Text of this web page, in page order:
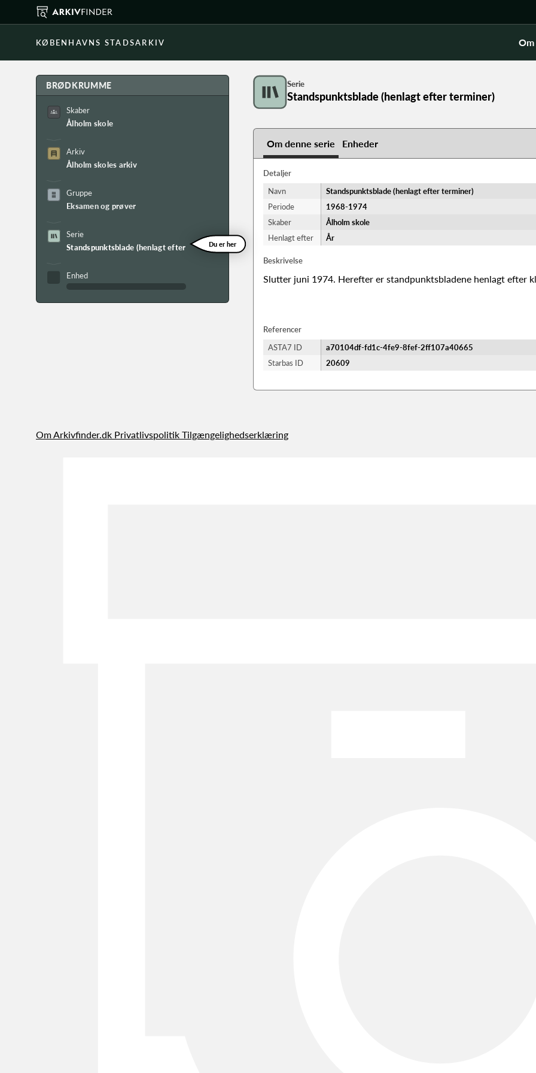
KØBENHAVNS STADSARKIV
BRØDKRUMME
Skaber
Ålholm skole
Arkiv
Ålholm skoles arkiv
Gruppe
Eksamen og prøver
Serie
Standspunktsblade (henlagt efter terminer)Du er her
Enhed
Serie
Standspunktsblade (henlagt efter terminer)
Om denne serie Enheder
Detaljer
Navn
Standspunktsblade (henlagt efter terminer)
Periode
1968-​1974
Skaber
Ålholm skole
Henlagt efter
År
Beskrivelse
Slutter juni 1974. Herefter er standpunktsbladene henlagt efter
Referencer
ASTA7 ID
a70104df-fd1c-4fe9-8fef-2ff107a40665
Starbas ID
20609
Om Arkivfinder.dk Privatlivspolitik Tilgængelighedserklæring